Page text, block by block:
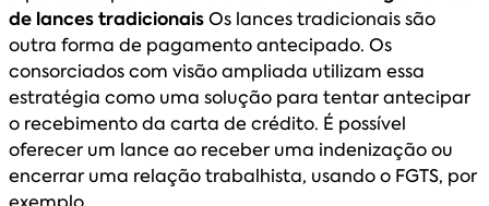
de lances tradicionaisOs lances tradicionais são
outra forma de pagamento antecipado. Os
consorciados com visão ampliada utilizam essa
estratégia como uma solução para tentar antecipar
o recebimento da carta de crédito. É possível
oferecer um lance ao receber uma indenização ou
encerrar uma relação trabalhista, usando o FGTS, por